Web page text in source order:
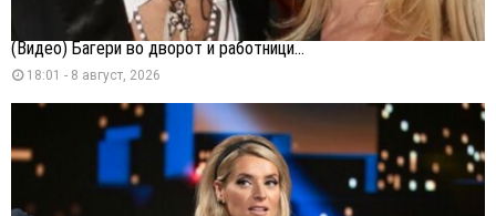
(Видео) Багери во дворот и работници...
18:01 - 8 август, 2026